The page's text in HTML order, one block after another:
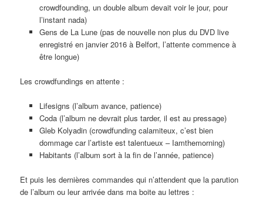
crowdfounding, un double album devait voir le jour, pour
l’instant nada)
Gens de La Lune (pas de nouvelle non plus du DVD live
enregistré en janvier 2016 à Belfort, l’attente commence à
être longue)
Les crowdfundings en attente :
Lifesigns (l’album avance, patience)
Coda (l’album ne devrait plus tarder, il est au pressage)
Gleb Kolyadin (crowdfunding calamiteux, c’est bien
dommage car l’artiste est talentueux – Iamthemorning)
Habitants (l’album sort à la fin de l’année, patience)
Et puis les dernières commandes qui n’attendent que la parution
de l’album ou leur arrivée dans ma boite au lettres :